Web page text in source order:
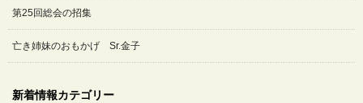
第25回総会の招集
亡き姉妹のおもかげ Sr.金子
新着情報カテゴリー